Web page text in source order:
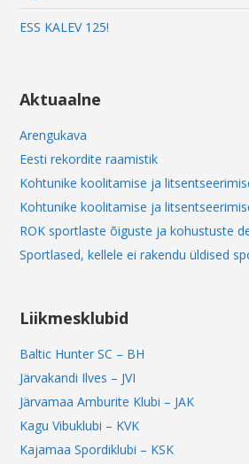
ESS KALEV 125!
Aktuaalne
Arengukava
Eesti rekordite raamistik
Kohtunike koolitamise ja
Kohtunike koolitamise ja
ROK sportlaste õiguste ja kohustuste
Sportlased, kellele ei rakendu üldised
Liikmesklubid
Baltic Hunter SC – BH
Järvakandi Ilves – JVI
Järvamaa Amburite Klubi – JAK
Kagu Vibuklubi – KVK
Kajamaa Spordiklubi – KSK